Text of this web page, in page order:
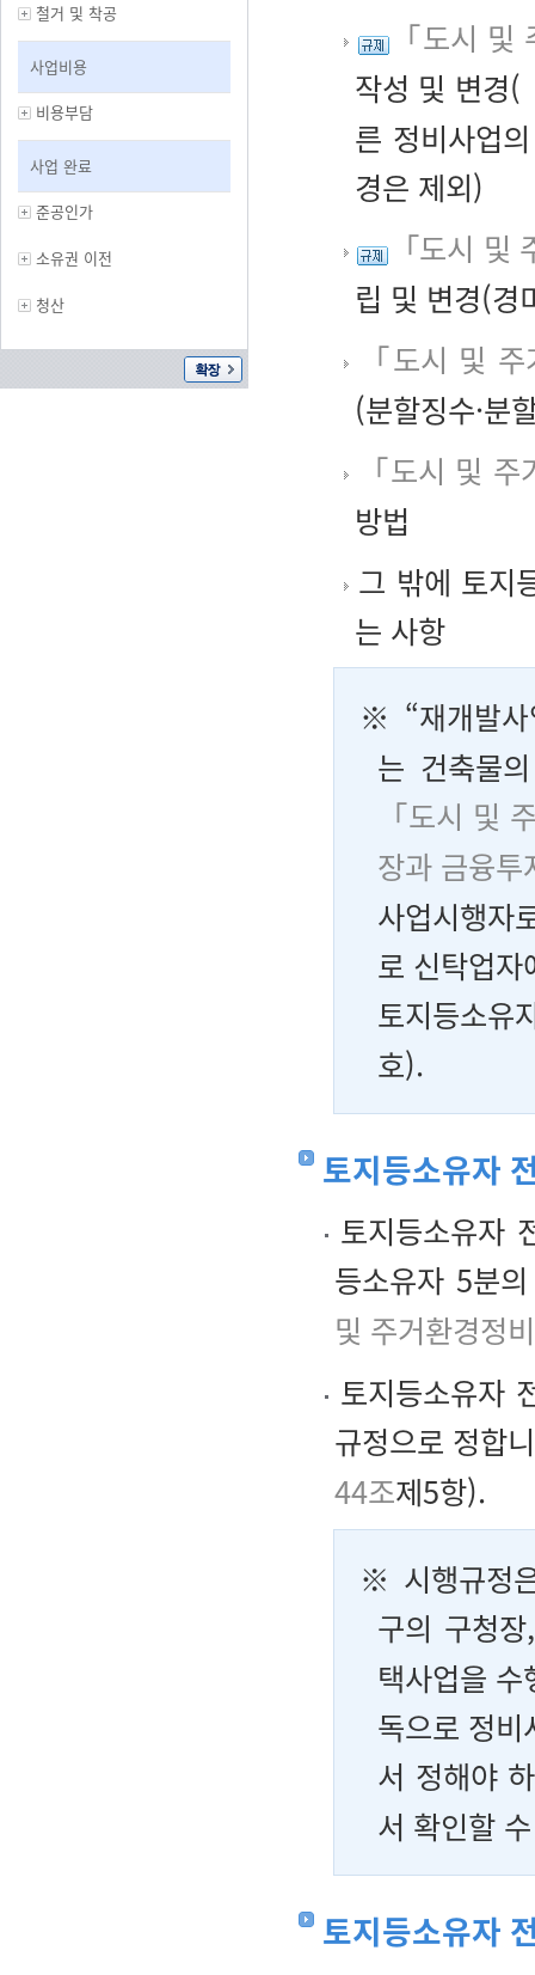
철거 및 착공
사업비용
비용부담
사업 완료
준공인가
소유권 이전
청산
「도시
작성 및 변경(
른 정비사업
경은 제외)
「도시 및
립 및 변경(경
「도시 및
(분할징수·분
「도시 및
방법
그 밖에 토지
는 사항
※ “재개발
는 건축물
「도시 및
장과 금융
사업시행자
로 신탁업
토지등소유
호).
토지등소유자
토지등소유자
등소유자 5분
및 주거환경정
토지등소유자
규정으로 정합
44조제5항).
※ 시행규정
구의 구청
택사업을
독으로 정
서 정해야
서 확인할
토지등소유자